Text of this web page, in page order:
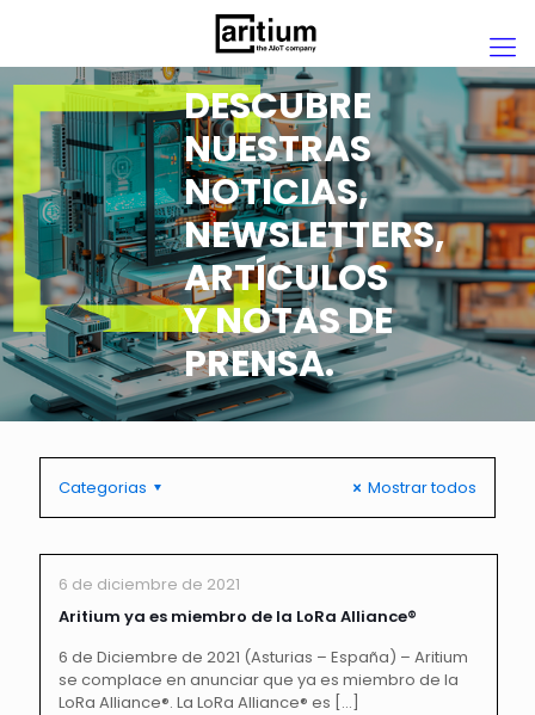
DESCUBRE
NUESTRAS
NOTICIAS,
NEWSLETTERS,
ARTÍCULOS
Y NOTAS DE
PRENSA.
Categorias Mostrar todos
6 de diciembre de 2021
Aritium ya es miembro de la LoRa Alliance®
6 de Diciembre de 2021 (Asturias – España) – Aritium
se complace en anunciar que ya es miembro de la
LoRa Alliance®. La LoRa Alliance® es […]